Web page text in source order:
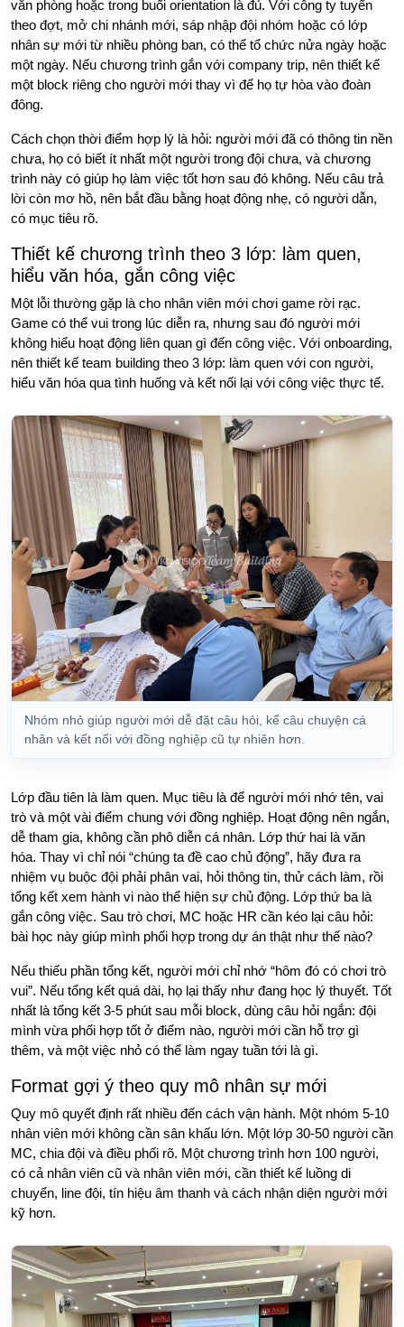
văn phòng hoặc trong buổi orientation là đủ. Với công ty tuyển
theo đợt, mở chi nhánh mới, sáp nhập đội nhóm hoặc có lớp
nhân sự mới từ nhiều phòng ban, có thể tổ chức nửa ngày hoặc
một ngày. Nếu chương trình gắn với company trip, nên thiết kế
một block riêng cho người mới thay vì để họ tự hòa vào đoàn
đông.
Cách chọn thời điểm hợp lý là hỏi: người mới đã có thông tin nền
chưa, họ có biết ít nhất một người trong đội chưa, và chương
trình này có giúp họ làm việc tốt hơn sau đó không. Nếu câu trả
lời còn mơ hồ, nên bắt đầu bằng hoạt động nhẹ, có người dẫn,
có mục tiêu rõ.
Thiết kế chương trình theo 3 lớp: làm quen,
hiểu văn hóa, gắn công việc
Một lỗi thường gặp là cho nhân viên mới chơi game rời rạc.
Game có thể vui trong lúc diễn ra, nhưng sau đó người mới
không hiểu hoạt động liên quan gì đến công việc. Với onboarding,
nên thiết kế team building theo 3 lớp: làm quen với con người,
hiểu văn hóa qua tình huống và kết nối lại với công việc thực tế.
Nhóm nhỏ giúp người mới dễ đặt câu hỏi, kể câu chuyện cá
nhân và kết nối với đồng nghiệp cũ tự nhiên hơn.
Lớp đầu tiên là làm quen. Mục tiêu là để người mới nhớ tên, vai
trò và một vài điểm chung với đồng nghiệp. Hoạt động nên ngắn,
dễ tham gia, không cần phô diễn cá nhân. Lớp thứ hai là văn
hóa. Thay vì chỉ nói “chúng ta đề cao chủ động”, hãy đưa ra
nhiệm vụ buộc đội phải phân vai, hỏi thông tin, thử cách làm, rồi
tổng kết xem hành vi nào thể hiện sự chủ động. Lớp thứ ba là
gắn công việc. Sau trò chơi, MC hoặc HR cần kéo lại câu hỏi:
bài học này giúp mình phối hợp trong dự án thật như thế nào?
Nếu thiếu phần tổng kết, người mới chỉ nhớ “hôm đó có chơi trò
vui”. Nếu tổng kết quá dài, họ lại thấy như đang học lý thuyết. Tốt
nhất là tổng kết 3-5 phút sau mỗi block, dùng câu hỏi ngắn: đội
mình vừa phối hợp tốt ở điểm nào, người mới cần hỗ trợ gì
thêm, và một việc nhỏ có thể làm ngay tuần tới là gì.
Format gợi ý theo quy mô nhân sự mới
Quy mô quyết định rất nhiều đến cách vận hành. Một nhóm 5-10
nhân viên mới không cần sân khấu lớn. Một lớp 30-50 người cần
MC, chia đội và điều phối rõ. Một chương trình hơn 100 người,
có cả nhân viên cũ và nhân viên mới, cần thiết kế luồng di
chuyển, line đội, tín hiệu âm thanh và cách nhận diện người mới
kỹ hơn.